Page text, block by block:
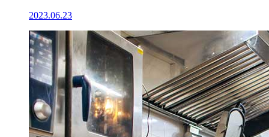
2023.06.23